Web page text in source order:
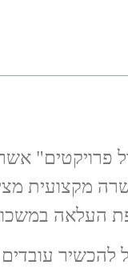
פרויקטים"
מקצועית
העלאה
להכשיר